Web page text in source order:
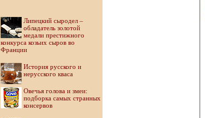
Липецкий сыродел –
обладатель золотой
медали престижного
конкурса козьих сыров во
Франции
История русского и
нерусского кваса
Овечья голова и змеи:
подборка самых странных
консервов